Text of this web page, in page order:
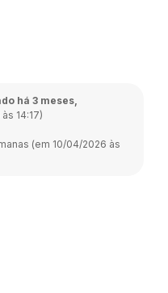
há 3 meses,
14:17)
(em 10/04/2026 às